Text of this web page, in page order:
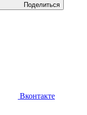
Поделиться
Вконтакте